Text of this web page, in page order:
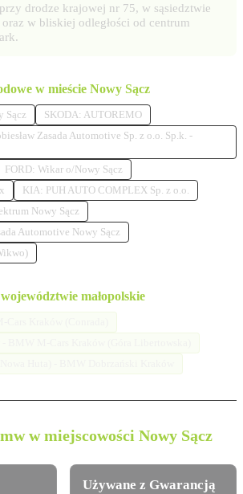
drodze krajowej nr 75, w sąsiedztwie
w bliskiej odległości od centrum
w mieście Nowy Sącz
Sącz
SKODA: AUTOREMO
Zasada Automotive Sp. z o.o. Sp.k. -
FORD: Wikar o/Nowy Sącz
KIA: PUH AUTO COMPLEX Sp. z o.o.
Nowy Sącz
Automotive Nowy Sącz
małopolskie
w miejscowości Nowy Sącz
Używane z Gwarancją